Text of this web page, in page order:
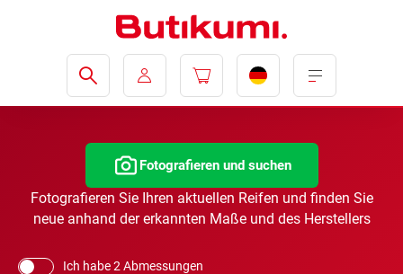
Fotografieren und suchen
Fotografieren Sie Ihren aktuellen Reifen und finden Sie
neue anhand der erkannten Maße und des Herstellers
Ich habe 2 Abmessungen